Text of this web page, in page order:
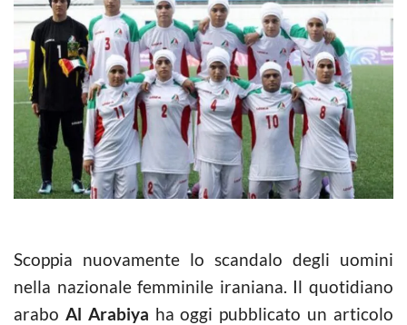
Scoppia nuovamente lo scandalo degli uomini
nella nazionale femminile iraniana. Il quotidiano
arabo Al Arabiya ha oggi pubblicato un articolo